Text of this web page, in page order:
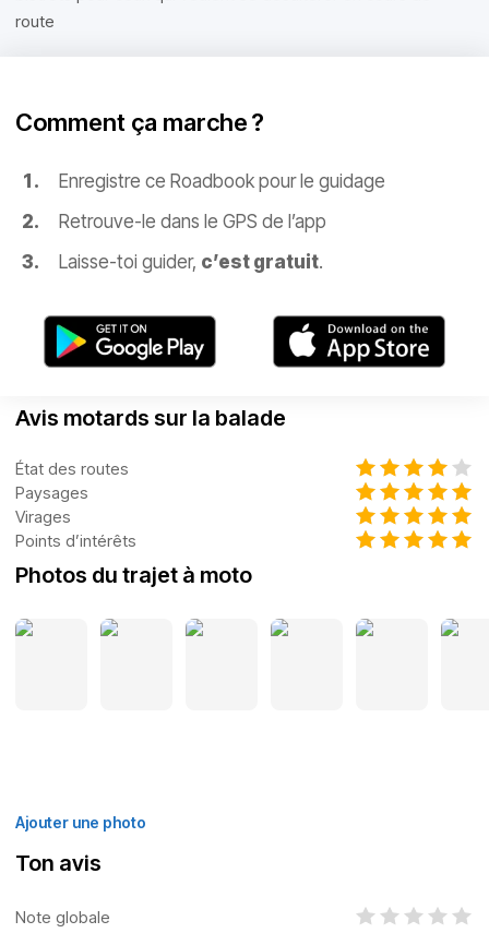
route
Comment ça marche ?
Enregistre ce Roadbook pour le guidage
Retrouve-le dans le GPS de l’app
Laisse-toi guider, c’est gratuit.
Avis motards sur la balade
État des routes
Paysages
Virages
Points d’intérêts
Photos du trajet à moto
Ajouter une photo
Ton avis
Note globale